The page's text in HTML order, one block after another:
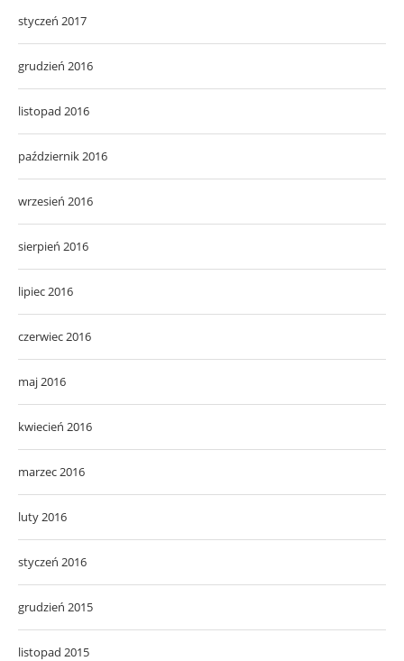
styczeń 2017
grudzień 2016
listopad 2016
październik 2016
wrzesień 2016
sierpień 2016
lipiec 2016
czerwiec 2016
maj 2016
kwiecień 2016
marzec 2016
luty 2016
styczeń 2016
grudzień 2015
listopad 2015